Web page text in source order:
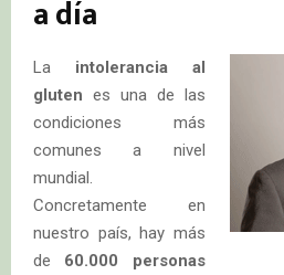
a día
La intolerancia al
gluten es una de las
condiciones más
comunes a nivel
mundial.
Concretamente en
nuestro país, hay más
de 60.000 personas